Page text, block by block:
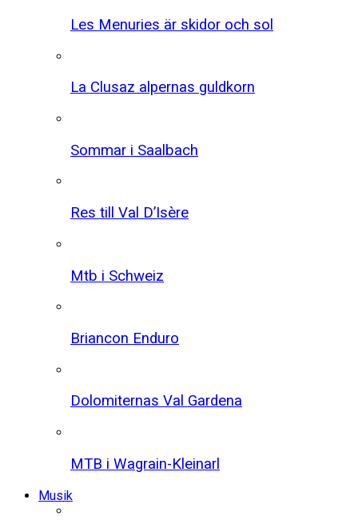
Les Menuries är skidor och sol
La Clusaz alpernas guldkorn
Sommar i Saalbach
Res till Val D’Isère
Mtb i Schweiz
Briancon Enduro
Dolomiternas Val Gardena
MTB i Wagrain-Kleinarl
Musik